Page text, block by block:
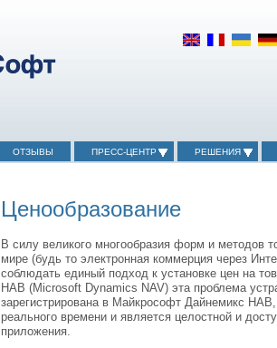
ОТЗЫВЫ ПРЕСС-ЦЕНТР РЕШЕНИЯ
Ценообразование
В силу великого многообразия форм и методов
мире (будь то электронная коммерция через
соблюдать единый подход к установке цен на
НАВ (Microsoft Dynamics NAV) эта проблема
зарегистрирована в Майкрософт Дайнемикс
реального времени и является целостной и
приложения.